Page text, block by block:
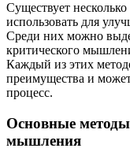
Существует
использовать для
Среди них можно
критического
Каждый из этих
преимущества и
процесс.
Основные методы
мышления